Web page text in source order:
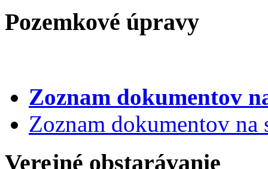
Pozemkové úpravy
Zoznam dokumentov
Zoznam dokumentov
Verejné obstarávanie